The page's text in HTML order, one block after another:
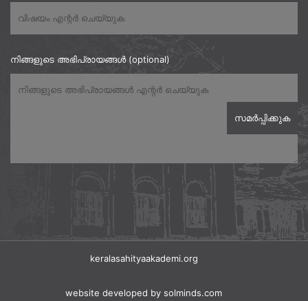
നിങ്ങളുടെ അഭിപ്രായങ്ങൾ (optional)
keralasahityaakademi.org
website developed by solminds.com